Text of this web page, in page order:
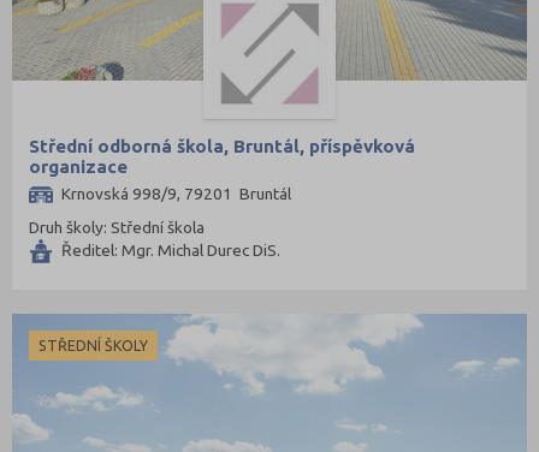
Střední odborná škola, Bruntál, příspěvková
organizace
Krnovská 998/9, 79201 Bruntál
Druh školy: Střední škola
Ředitel: Mgr. Michal Durec DiS.
STŘEDNÍ ŠKOLY